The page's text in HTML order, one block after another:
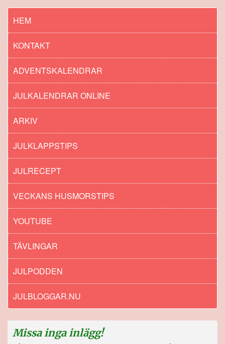
HEM
KONTAKT
ADVENTSKALENDRAR
JULKALENDRAR ONLINE
ARKIV
JULKLAPPSTIPS
JULRECEPT
VECKANS HUSMORSTIPS
YOUTUBE
TÄVLINGAR
JULPODDEN
JULBLOGGAR.NU
Missa inga inlägg!